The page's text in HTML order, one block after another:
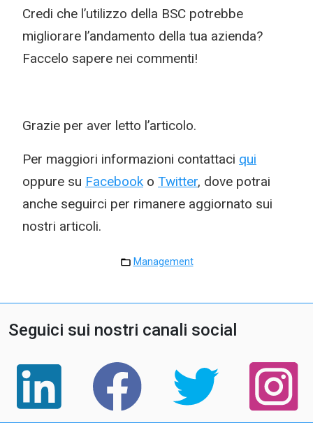
Credi che l’utilizzo della BSC potrebbe
migliorare l’andamento della tua azienda?
Faccelo sapere nei commenti!
Grazie per aver letto l’articolo.
Per maggiori informazioni contattaci qui
oppure su Facebook o Twitter, dove potrai
anche seguirci per rimanere aggiornato sui
nostri articoli.
Management
Seguici sui nostri canali social